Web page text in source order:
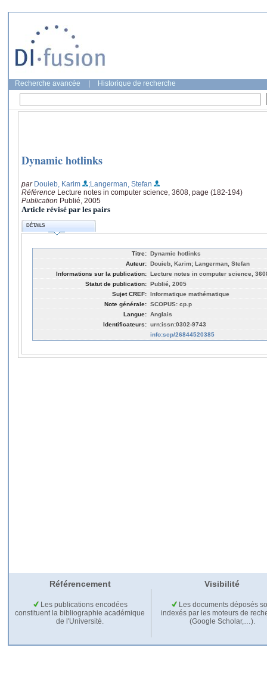
Recherche avancée Historique de recherche
Dynamic hotlinks
par Douieb, Karim
;Langerman, Stefan
Référence Lecture notes in computer science, 3608, page (182-194)
Publication Publié, 2005
Article révisé par les pairs
DÉTAILS
Titre: Dynamic hotlinks
Auteur: Douieb, Karim; Langerman, Stefan
Informations sur la publication: Lecture notes in computer science,
Statut de publication: Publié, 2005
Sujet CREF: Informatique mathématique
Note générale: SCOPUS: cp.p
Langue: Anglais
Identificateurs: urn:issn:0302-9743
info:scp/26844520385
Référencement Visibilité
Les publications encodées
constituent la bibliographie académique
de l'Université.
Les documents déposés
indexés par les moteurs de
(Google Scholar,…).